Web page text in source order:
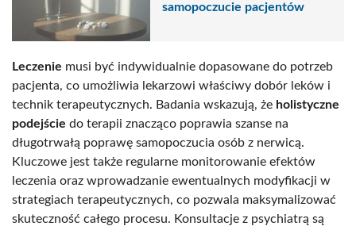
samopoczucie pacjentów
Leczenie musi być indywidualnie dopasowane do potrzeb
pacjenta, co umożliwia lekarzowi właściwy dobór leków i
technik terapeutycznych. Badania wskazują, że holistyczne
podejście do terapii znacząco poprawia szanse na
długotrwałą poprawę samopoczucia osób z nerwicą.
Kluczowe jest także regularne monitorowanie efektów
leczenia oraz wprowadzanie ewentualnych modyfikacji w
strategiach terapeutycznych, co pozwala maksymalizować
skuteczność całego procesu. Konsultacje z psychiatrą są